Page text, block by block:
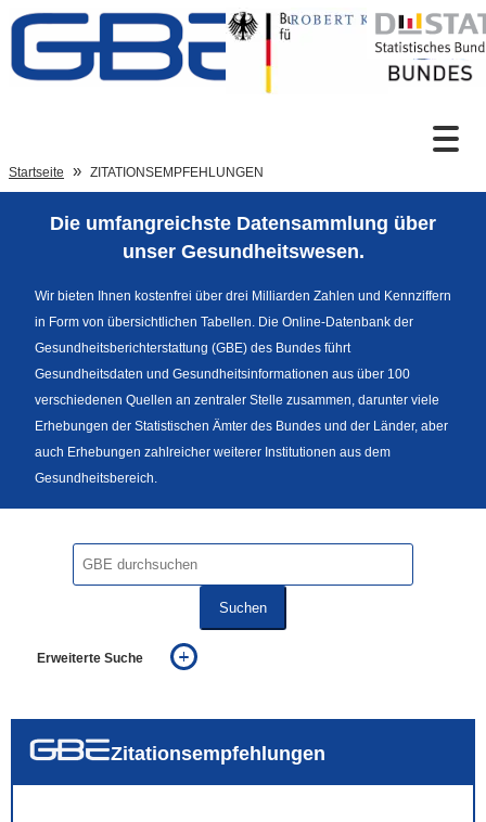
Zum Inhalt
Sprachumschaltung
Fußzeile
Startseite ZITATIONSEMPFEHLUNGEN
Die umfangreichste Datensammlung über
unser Gesundheitswesen.
Wir bieten Ihnen kostenfrei über drei Milliarden Zahlen und Kennziffern
in Form von übersichtlichen Tabellen. Die Online-Datenbank der
Gesundheitsberichterstattung (GBE) des Bundes führt
Gesundheitsdaten und Gesundheitsinformationen aus über 100
verschiedenen Quellen an zentraler Stelle zusammen, darunter viele
Erhebungen der Statistischen Ämter des Bundes und der Länder, aber
auch Erhebungen zahlreicher weiterer Institutionen aus dem
Gesundheitsbereich.
Suchen
Erweiterte Suche
auch in allen Texten suchen (Volltextsuche)
Zitationsempfehlungen